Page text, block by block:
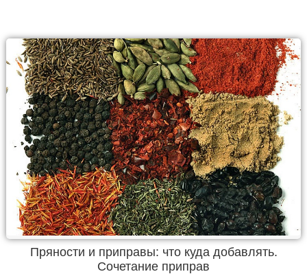
Пряности и приправы: что куда добавлять.
Сочетание приправ